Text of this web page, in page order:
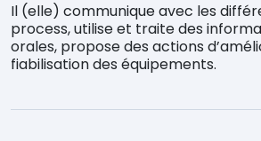
Il (elle) communique avec les
process, utilise et traite des
orales, propose des actions
fiabilisation des équipements.